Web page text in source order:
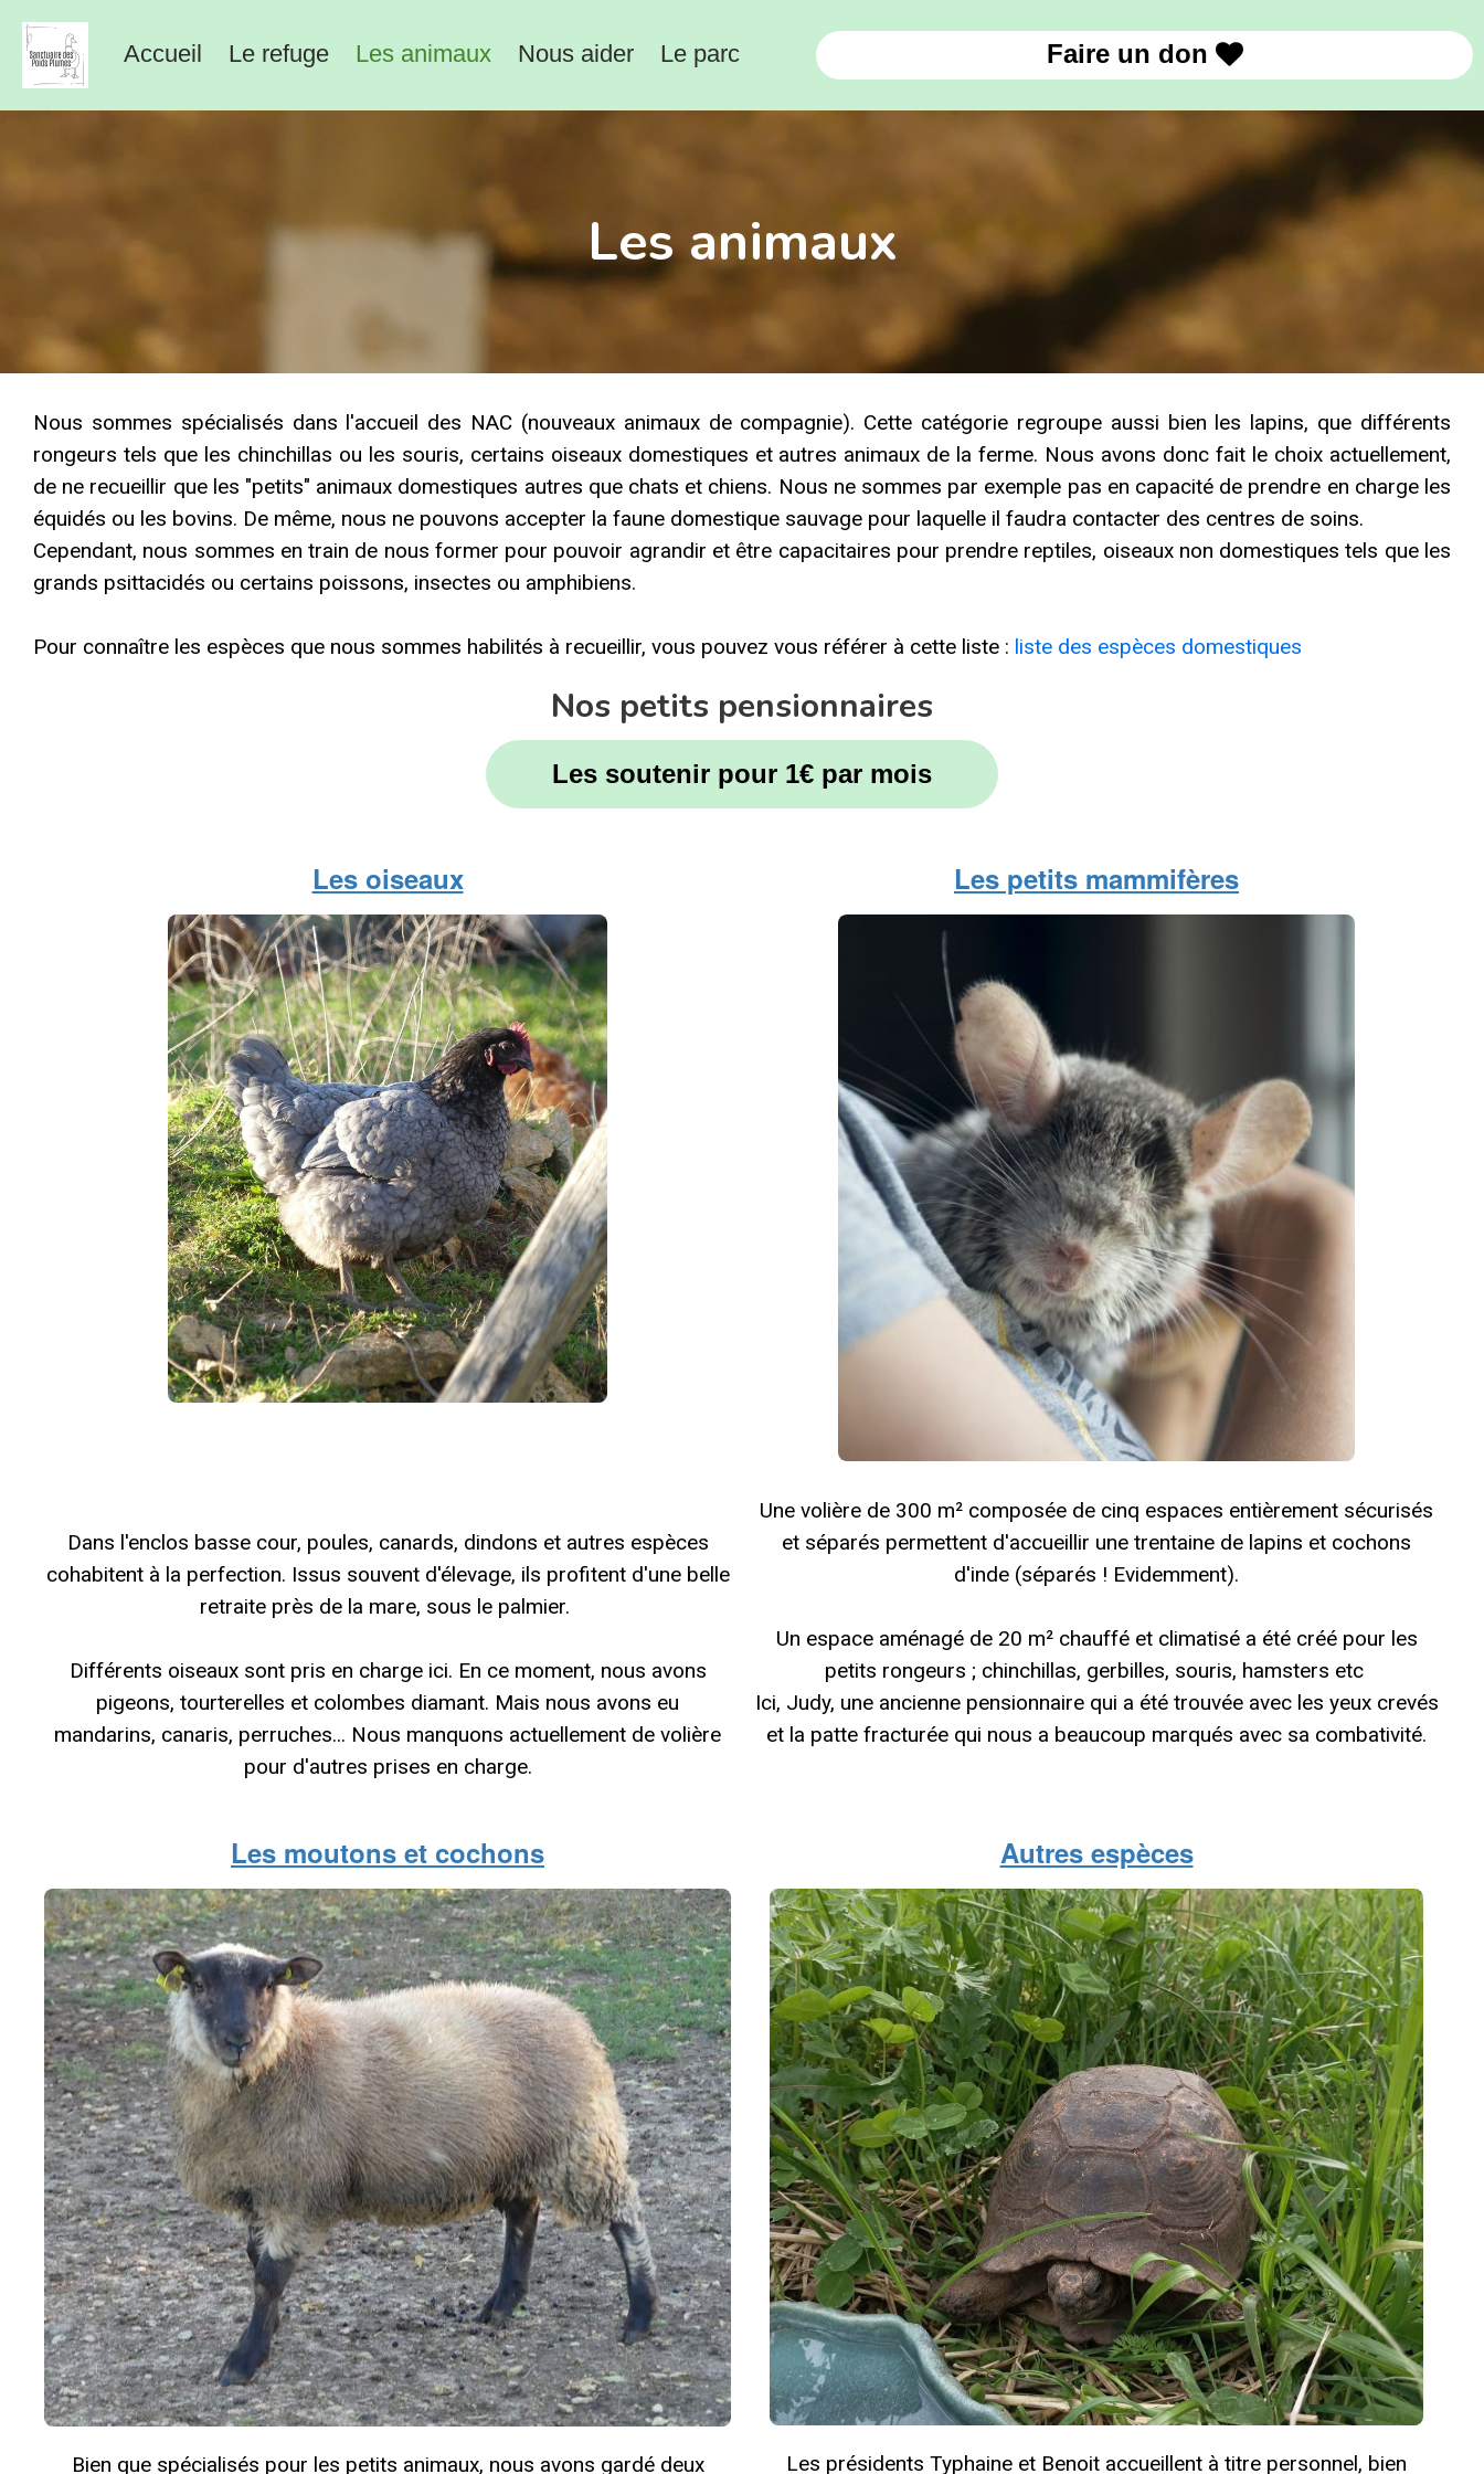
Accueil Le refuge Les animaux Nous aider Le parc Faire un don 
Les animaux
Nous sommes spécialisés dans l'accueil des NAC (nouveaux animaux de compagnie). Cette catégorie regroupe aussi bien les lapins, que différents
rongeurs tels que les chinchillas ou les souris, certains oiseaux domestiques et autres animaux de la ferme. Nous avons donc fait le choix actuellement,
de ne recueillir que les "petits" animaux domestiques autres que chats et chiens. Nous ne sommes par exemple pas en capacité de prendre en charge les
équidés ou les bovins. De même, nous ne pouvons accepter la faune domestique sauvage pour laquelle il faudra contacter des centres de soins.
Cependant, nous sommes en train de nous former pour pouvoir agrandir et être capacitaires pour prendre reptiles, oiseaux non domestiques tels que les
grands psittacidés ou certains poissons, insectes ou amphibiens.
Pour connaître les espèces que nous sommes habilités à recueillir, vous pouvez vous référer à cette liste : liste des espèces domestiques
Nos petits pensionnaires
Les soutenir pour 1€ par mois
Les oiseaux
Dans l'enclos basse cour, poules, canards, dindons et autres espèces
cohabitent à la perfection. Issus souvent d'élevage, ils profitent d'une belle
retraite près de la mare, sous le palmier.
Différents oiseaux sont pris en charge ici. En ce moment, nous avons
pigeons, tourterelles et colombes diamant. Mais nous avons eu
mandarins, canaris, perruches... Nous manquons actuellement de volière
pour d'autres prises en charge.
Les petits mammifères
Une volière de 300 m² composée de cinq espaces entièrement sécurisés
et séparés permettent d'accueillir une trentaine de lapins et cochons
d'inde (séparés ! Evidemment).
Un espace aménagé de 20 m² chauffé et climatisé a été créé pour les
petits rongeurs ; chinchillas, gerbilles, souris, hamsters etc
Ici, Judy, une ancienne pensionnaire qui a été trouvée avec les yeux crevés
et la patte fracturée qui nous a beaucoup marqués avec sa combativité.
Les moutons et cochons
Bien que spécialisés pour les petits animaux, nous avons gardé deux
Autres espèces
Les présidents Typhaine et Benoit accueillent à titre personnel, bien